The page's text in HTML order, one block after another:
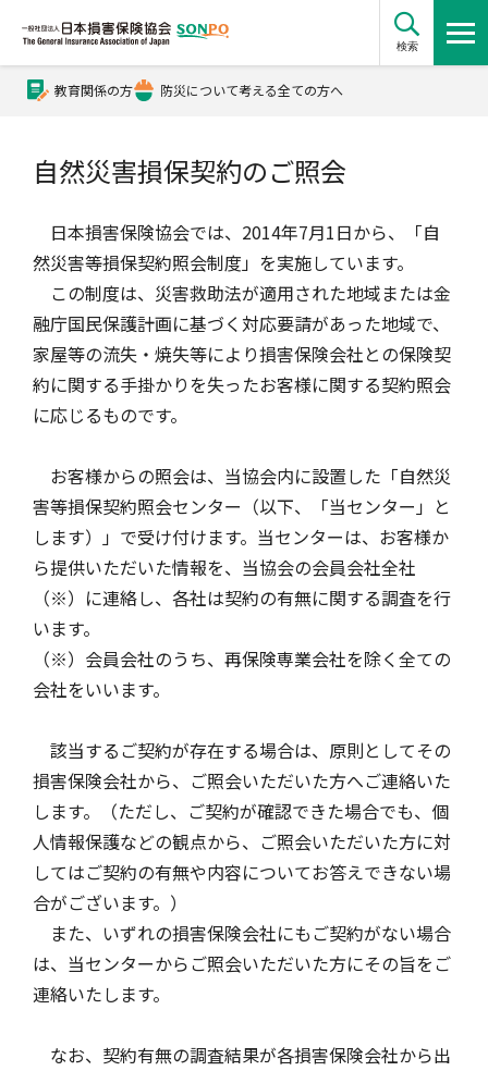
検索
公式Xアカウント
損害保険とは？
損害保険とは？トップ
自動車保険
火災保険
傷害保険
医療・介護保険
個人賠償責任保険
風水雪災等による損害を補償する損害保険
協会の活動・概要
協会の活動
協会概要
規範、方針、指針・基準、ガイドライン等
採用情報
所在地（本部・支部）
損害保険お役立ち情報
会員会社情報トップ
損害保険会社の概況
お客様の声を受けた取り組み
保険金の支払状況（第三分野）
会員会社等一覧
試験・研修
試験・研修トップ
「損害保険登録鑑定人」認定試験
アジャスター試験
医療研修
交通事故医療研究助成
統計・刊行物・報告書
統計
刊行物・報告書
お知らせトップ
最新情報
協会ニュースリリース
会員各社ニュースリリース
相談・通報等窓口
相談・通報等窓口トップ
損害保険の相談窓口
自然災害損保契約のご照会
English
教育関係の方 防災について考える全ての方へ
自然災害損保契約のご照会
日本損害保険協会では、2014年7月1日から、「自
然災害等損保契約照会制度」を実施しています。
この制度は、災害救助法が適用された地域または金
融庁国民保護計画に基づく対応要請があった地域で、
家屋等の流失・焼失等により損害保険会社との保険契
約に関する手掛かりを失ったお客様に関する契約照会
に応じるものです。
お客様からの照会は、当協会内に設置した「自然災
害等損保契約照会センター（以下、「当センター」と
します）」で受け付けます。当センターは、お客様か
ら提供いただいた情報を、当協会の会員会社全社
（※）に連絡し、各社は契約の有無に関する調査を行
います。
（※）会員会社のうち、再保険専業会社を除く全ての
会社をいいます。
該当するご契約が存在する場合は、原則としてその
損害保険会社から、ご照会いただいた方へご連絡いた
します。（ただし、ご契約が確認できた場合でも、個
人情報保護などの観点から、ご照会いただいた方に対
してはご契約の有無や内容についてお答えできない場
合がございます。）
また、いずれの損害保険会社にもご契約がない場合
は、当センターからご照会いただいた方にその旨をご
連絡いたします。
なお、契約有無の調査結果が各損害保険会社から出